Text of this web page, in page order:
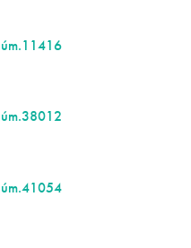
11416
38012
41054